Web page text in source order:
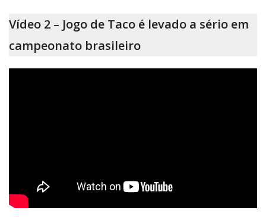
Vídeo 2 – Jogo de Taco é levado a sério em
campeonato brasileiro